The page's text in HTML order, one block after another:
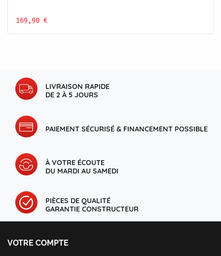
169,90 €
LIVRAISON RAPIDE
DE 2 À 5 JOURS
PAIEMENT SÉCURISÉ & FINANCEMENT POSSIBLE
À VOTRE ÉCOUTE
DU MARDI AU SAMEDI
PIÈCES DE QUALITÉ
GARANTIE CONSTRUCTEUR
VOTRE COMPTE